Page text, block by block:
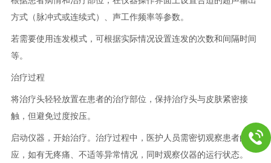
方式（脉冲式或连续式）、声工作频率等参数。
若需要使用连发模式，可根据实际情况设置连发的次数和间隔时间
等。
治疗过程
将治疗头轻轻放置在患者的治疗部位，保持治疗头与皮肤紧密接
触，但避免过度按压。
启动仪器，开始治疗。治疗过程中，医护人员需密切观察患者的反
应，如有无疼痛、不适等异常情况，同时观察仪器的运行状态。